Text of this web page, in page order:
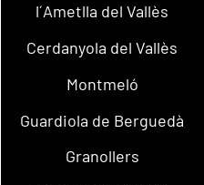
l´Ametlla del Vallès
Cerdanyola del Vallès
Montmeló
Guardiola de Berguedà
Granollers